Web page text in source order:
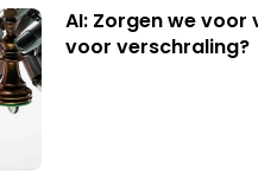
AI: Zorgen we
voor verschraling?